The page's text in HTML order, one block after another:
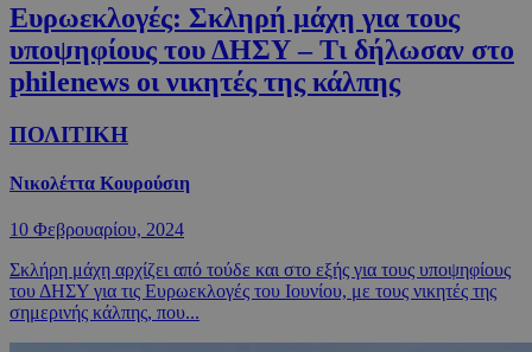
Ευρωεκλογές: Σκληρή μάχη για τους
υποψηφίους του ΔΗΣΥ – Τι δήλωσαν στο
philenews οι νικητές της κάλπης
ΠΟΛΙΤΙΚΗ
Νικολέττα Κουρούσιη
10 Φεβρουαρίου, 2024
Σκλήρη μάχη αρχίζει από τούδε και στο εξής για τους υποψηφίους
του ΔΗΣΥ για τις Ευρωεκλογές του Ιουνίου, με τους νικητές της
σημερινής κάλπης, που...